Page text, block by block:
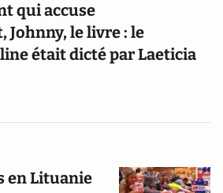
qui accuse
Johnny, le livre : le
était dicté par Laeticia
en Lituanie